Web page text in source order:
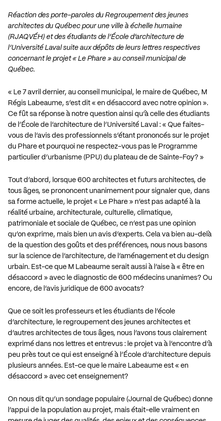
Réaction des porte-paroles du Regroupement des jeunes
architectes du Québec pour une ville à échelle humaine
(RJAQVÉH) et des étudiants de l’École d’architecture de
l’Université Laval suite aux dépôts de leurs lettres respectives
concernant le projet « Le Phare » au conseil municipal de
Québec.
« Le 7 avril dernier, au conseil municipal, le maire de Québec, M
Régis Labeaume, s’est dit « en désaccord avec notre opinion ».
Ce fût sa réponse à notre question ainsi qu’à celle des étudiants
de l’École de l’architecture de l’Université Laval : « Que faites-
vous de l’avis des professionnels s’étant prononcés sur le projet
du Phare et pourquoi ne respectez-vous pas le Programme
particulier d’urbanisme (PPU) du plateau de de Sainte-Foy? »
Tout d’abord, lorsque 600 architectes et futurs architectes, de
tous âges, se prononcent unanimement pour signaler que, dans
sa forme actuelle, le projet « Le Phare » n’est pas adapté à la
réalité urbaine, architecturale, culturelle, climatique,
patrimoniale et sociale de Québec, ce n’est pas une opinion
qu’on exprime, mais bien un avis d’experts. Cela va bien au-delà
de la question des goûts et des préférences, nous nous basons
sur la science de l’architecture, de l’aménagement et du design
urbain. Est-ce que M Labeaume serait aussi à l’aise à « être en
désaccord » avec le diagnostic de 600 médecins unanimes? Ou
encore, de l’avis juridique de 600 avocats?
Que ce soit les professeurs et les étudiants de l’école
d’architecture, le regroupement des jeunes architectes et
d’autres architectes de tous âges, nous l’avons tous clairement
exprimé dans nos lettres et entrevus : le projet va à l’encontre d’à
peu près tout ce qui est enseigné à l’École d’architecture depuis
plusieurs années. Est-ce que le maire Labeaume est « en
désaccord » avec cet enseignement?
On nous dit qu’un sondage populaire (Journal de Québec) donne
l’appui de la population au projet, mais était-elle vraiment en